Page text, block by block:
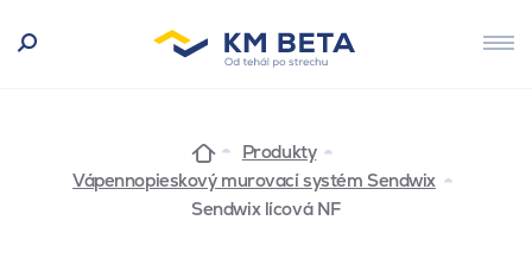
Produkty
Vápennopieskový murovací systém Sendwix
Sendwix lícová NF